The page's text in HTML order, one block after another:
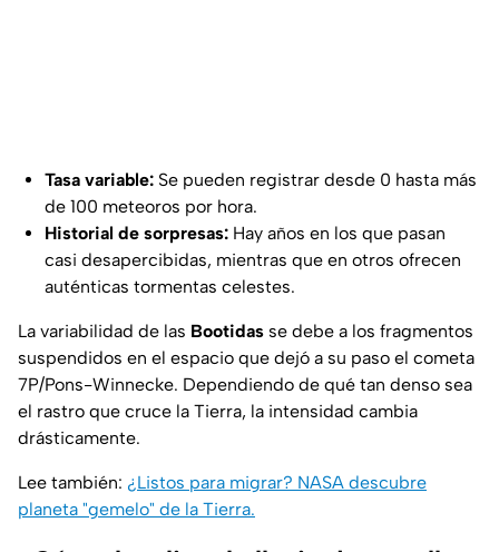
Tasa variable: Se pueden registrar desde 0 hasta más
de 100 meteoros por hora.
Historial de sorpresas: Hay años en los que pasan
casi desapercibidas, mientras que en otros ofrecen
auténticas tormentas celestes.
La variabilidad de las Bootidas se debe a los fragmentos
suspendidos en el espacio que dejó a su paso el cometa
7P/Pons-Winnecke. Dependiendo de qué tan denso sea
el rastro que cruce la Tierra, la intensidad cambia
drásticamente.
Lee también: ¿Listos para migrar? NASA descubre
planeta "gemelo" de la Tierra.